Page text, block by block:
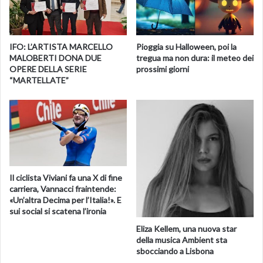
propria vita, sono autonomi, spendono per il loro tempo
libero e sono perciò una vera risorsa che invece il
marketing trascura.
Basta guardare le sale cinematografiche. Qui gli over 60
sono i maggiori frequentatori degli spettacoli pomeridiani
dei cinema di nicchia oppure accompagnano i nipoti.
Ambiscono alle prime file per vederci e sentirci meglio. Gli
uomini rimpiangono la pausa fra il primo e il secondo
spettacolo (non mancano i reclami alle biglietterie) perché
la prostata preme e complessivamente tutti, uomini e
donne, al termine della visione e dopo circa due ore di
immobilità, fanno un po’ fatica ad alzarsi, sui gradini
tentennano facendo i primi passi appoggiandosi alle
poltrone o alle pareti per non sbilanciarsi.Hanno uno stile
di vita giovane, ma gli anni cominciano a sentirli eccome.
IFO: L’ARTISTA MARCELLO
MALOBERTI DONA DUE
OPERE DELLA SERIE
“MARTELLATE”
Pioggia su Halloween, poi la
tregua ma non dura: il meteo dei
prossimi giorni
Il ciclista Viviani fa una X di fine
carriera, Vannacci fraintende:
«Un’altra Decima per l’Italia!». E
sui social si scatena l’ironia
Eliza Kellem, una nuova star
della musica Ambient sta
sbocciando a Lisbona